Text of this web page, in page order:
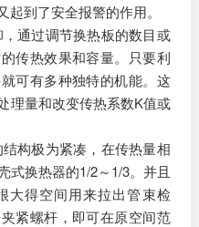
到了安全报警的作用。
通过调节换热板的数目或
传热效果和容量。只要利
可有多种独特的机能。这
理量和改变传热系数K值或
构极为紧凑，在传热量相
式换热器的1/2～1/3。并且
大得空间用来拉出管束检
紧螺杆，即可在原空间范